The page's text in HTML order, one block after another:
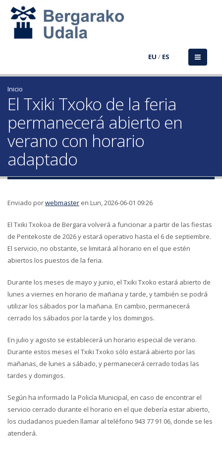
EU / ES
Inicio
El Txiki Txoko de la feria
permanecerá abierto en
verano con horario
adaptado
Enviado porwebmaster en Lun, 2026-06-01 09:26
El Txiki Txokoa de Bergara volverá a funcionar a partir de las fiestas
de Pentekoste de 2026 y estará operativo hasta el 6 de septiembre.
El servicio, no obstante, se limitará al horario en el que estén
abiertos los puestos de la feria.
Durante los meses de mayo y junio, el Txiki Txoko estará abierto de
lunes a viernes en horario de mañana y tarde, y también se podrá
utilizar los sábados por la mañana. En cambio, permanecerá
cerrado los sábados por la tarde y los domingos.
En julio y agosto se establecerá un horario especial de verano.
Durante estos meses el Txiki Txoko sólo estará abierto por las
mañanas, de lunes a sábado, y permanecerá cerrado todas las
tardes y domingos.
Según ha informado la Policía Municipal, en caso de encontrar el
servicio cerrado durante el horario en el que debería estar abierto,
los ciudadanos pueden llamar al teléfono 943 77 91 06, donde se les
atenderá.